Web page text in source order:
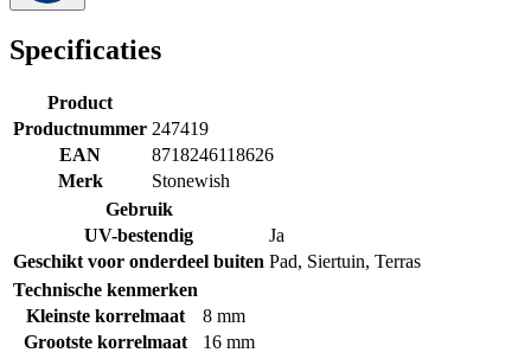
Specificaties
Product
Productnummer 247419
EAN
8718246118626
Merk
Stonewish
Gebruik
UV-bestendig
Ja
Geschikt voor onderdeel buiten Pad, Siertuin, Terras
Technische kenmerken
Kleinste korrelmaat
8 mm
Grootste korrelmaat
16 mm